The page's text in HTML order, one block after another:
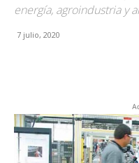
energía, agroindustria y
7 julio, 2020